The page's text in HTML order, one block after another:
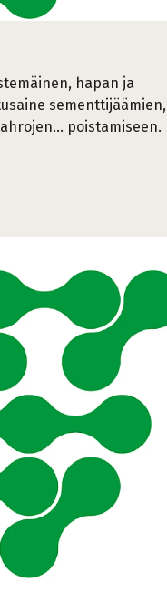
hapan ja
sementtijäämien,
poistamiseen.